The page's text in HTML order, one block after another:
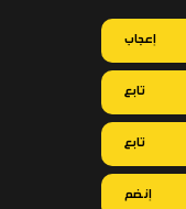
إعجاب
تابع
تابع
إنضم